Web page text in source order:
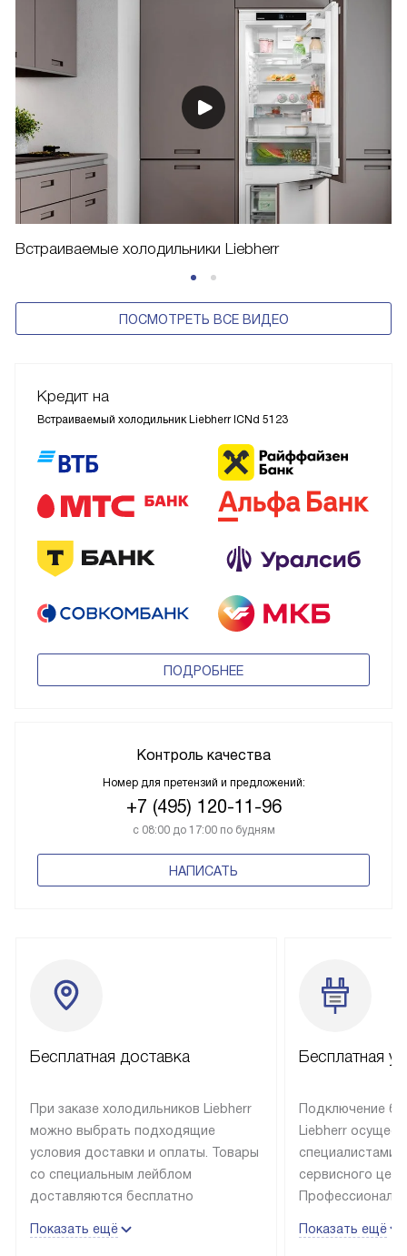
Встраиваемые холодильники Liebherr
ПОСМОТРЕТЬ ВСЕ ВИДЕО
Кредит на
Встраиваемый холодильник Liebherr ICNd 5123
ПОДРОБНЕЕ
Контроль качества
Номер для претензий и предложений:
+7 (495) 120-11-96
с 08:00 до 17:00 по будням
НАПИСАТЬ
Бесплатная доставка
При заказе холодильников Liebherr
можно выбрать подходящие
условия доставки и оплаты. Товары
со специальным лейблом
доставляются бесплатно
до подъезда, выезд за МКАД
Показать ещё
Бесплатная
Подключение
Liebherr
специалистами
сервисного
эксплуатации
Показать ещё